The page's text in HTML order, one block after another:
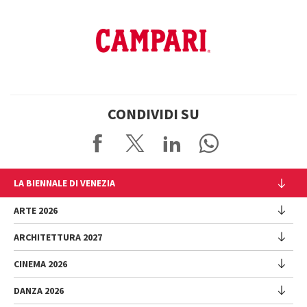
CONDIVIDI SU
LA BIENNALE DI VENEZIA
L'Istituzione
Cariche istituzionali
Storia
Luoghi
Sponsorship
ARTE 2026
Esposizione
Intervento di Pietrangelo Buttafuoco
Intervento di Koyo Kouoh / La squadra di Koyo Kouoh
ARCHITETTURA 2027
Mostra
Partecipazioni Nazionali (procedura)
CINEMA 2026
Mostra
DANZA 2026